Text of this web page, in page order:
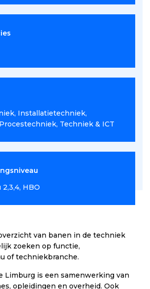
van banen in de techniek
zoeken op functie,
of techniekbranche.
Limburg is een samenwerking van
opleidingen en overheid. Ook
Installatietechniek
Procestechniek Techniek & ICT
2,3,4 HBO